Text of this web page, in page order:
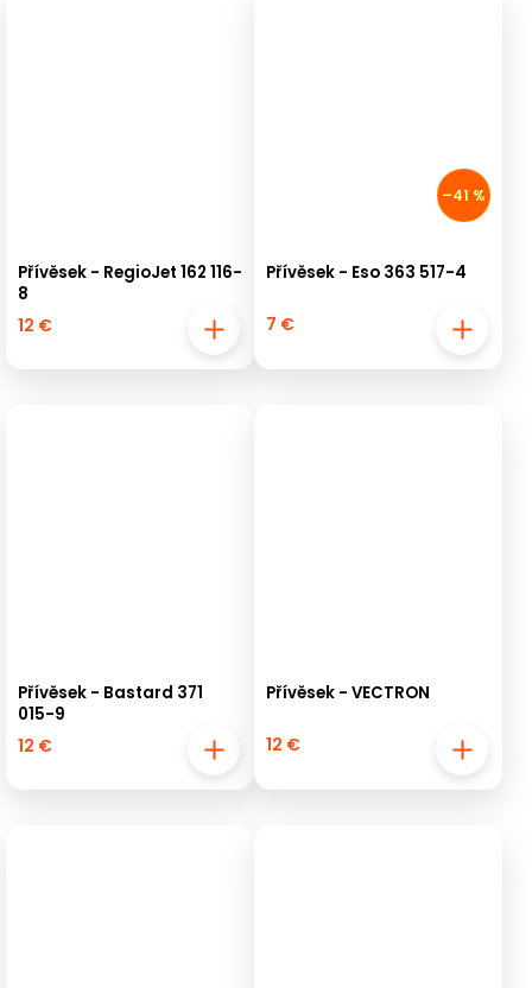
Přívěsek - RegioJet 162 116-
8
12 €
–41 %
Přívěsek - Eso 363 517-4
7 €
Přívěsek - Bastard 371
015-9
12 €
Přívěsek - VECTRON
12 €